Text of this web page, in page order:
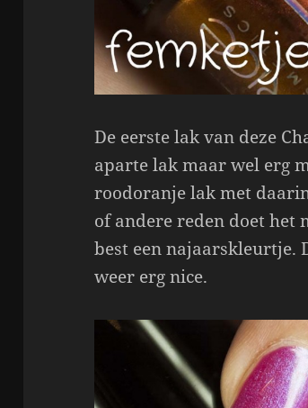
De eerste lak van deze
aparte lak maar wel erg
roodoranje lak met
of andere reden doet het
best een najaarskleurtje.
weer erg nice.